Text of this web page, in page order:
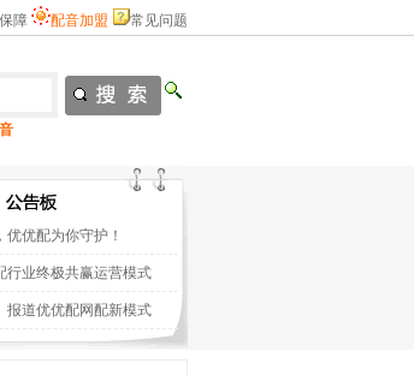
障 配音加盟 常见问题
优配为你守护！
行业终极共赢运营模式
报道优优配网配新模式